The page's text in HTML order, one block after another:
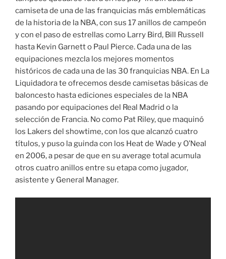
camiseta de una de las franquicias más emblemáticas
de la historia de la NBA, con sus 17 anillos de campeón
y con el paso de estrellas como Larry Bird, Bill Russell
hasta Kevin Garnett o Paul Pierce. Cada una de las
equipaciones mezcla los mejores momentos
históricos de cada una de las 30 franquicias NBA. En La
Liquidadora te ofrecemos desde camisetas básicas de
baloncesto hasta ediciones especiales de la NBA
pasando por equipaciones del Real Madrid o la
selección de Francia. No como Pat Riley, que maquinó
los Lakers del showtime, con los que alcanzó cuatro
títulos, y puso la guinda con los Heat de Wade y O’Neal
en 2006, a pesar de que en su average total acumula
otros cuatro anillos entre su etapa como jugador,
asistente y General Manager.